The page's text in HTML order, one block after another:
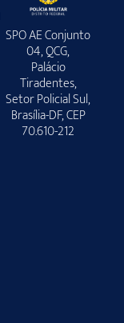
SPO AE Conjunto
04, QCG,
Palácio
Tiradentes,
Setor Policial Sul,
Brasília-DF, CEP
70.610-212